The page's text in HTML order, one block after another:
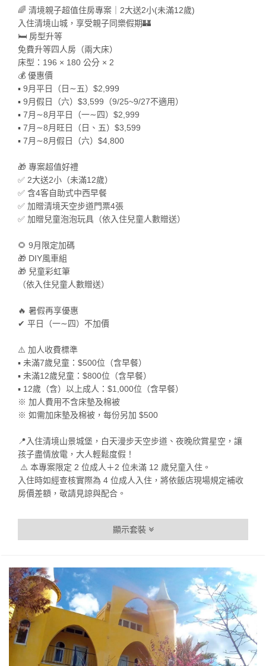
🌈 清境親子超值住房專案｜2大送2小(未滿12歲)
入住清境山城，享受親子同樂假期🏰
🛏️ 房型升等
免費升等四人房（兩大床）
床型：196 × 180 公分 × 2
💰 優惠價
▪️ 9月平日（日∼五）$2,999
▪️ 9月假日（六）$3,599（9/25~9/27不適用）
▪️ 7月∼8月平日（一∼四）$2,999
▪️ 7月∼8月旺日（日、五）$3,599
▪️ 7月∼8月假日（六）$4,800
🎁 專案超值好禮
✅ 2大送2小（未滿12歲）
✅ 含4客自助式中西早餐
✅ 加贈清境天空步道門票4張
✅ 加贈兒童泡泡玩具（依入住兒童人數贈送）
🌻 9月限定加碼
🎁 DIY風車組
🎁 兒童彩虹筆
（依入住兒童人數贈送）
🔥 暑假再享優惠
✔ 平日（一∼四）不加價
⚠️ 加人收費標準
▪️ 未滿7歲兒童：$500位（含早餐）
▪️ 未滿12歲兒童：$800位（含早餐）
▪️ 12歲（含）以上成人：$1,000位（含早餐）
※ 加人費用不含床墊及棉被
※ 如需加床墊及棉被，每份另加 $500
📍入住清境山景城堡，白天漫步天空步道、夜晚欣賞星空，讓
孩子盡情放電，大人輕鬆度假！
⚠️ 本專案限定 2 位成人＋2 位未滿 12 歲兒童入住。
入住時如經查核實際為 4 位成人入住，將依飯店現場規定補收
房價差額，敬請見諒與配合。
顯示套裝